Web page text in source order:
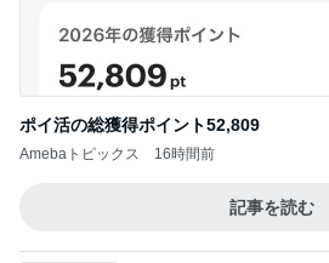
ポイ活の総獲得ポイント52,809
Amebaトピックス 16時間前
記事を読む